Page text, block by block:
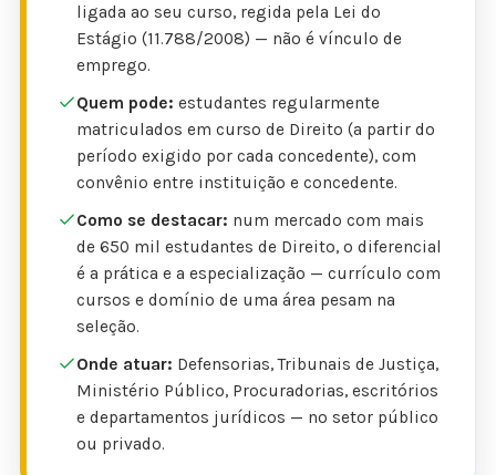
ligada ao seu curso, regida pela Lei do
Estágio (11.788/2008) — não é vínculo de
emprego.
Quem pode: estudantes regularmente
matriculados em curso de Direito (a partir do
período exigido por cada concedente), com
convênio entre instituição e concedente.
Como se destacar: num mercado com mais
de 650 mil estudantes de Direito, o diferencial
é a prática e a especialização — currículo com
cursos e domínio de uma área pesam na
seleção.
Onde atuar: Defensorias, Tribunais de Justiça,
Ministério Público, Procuradorias, escritórios
e departamentos jurídicos — no setor público
ou privado.